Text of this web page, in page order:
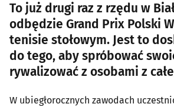
To już drugi raz z rzędu w
odbędzie Grand Prix Polski
tenisie stołowym. Jest to
do tego, aby spróbować
rywalizować z osobami z
W ubiegłorocznych zawodach